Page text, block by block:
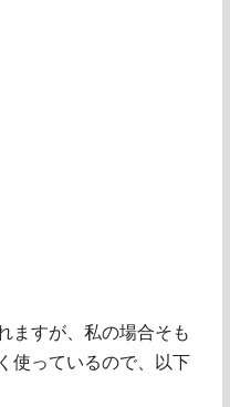
ますが、私の場合そも
使っているので、以下